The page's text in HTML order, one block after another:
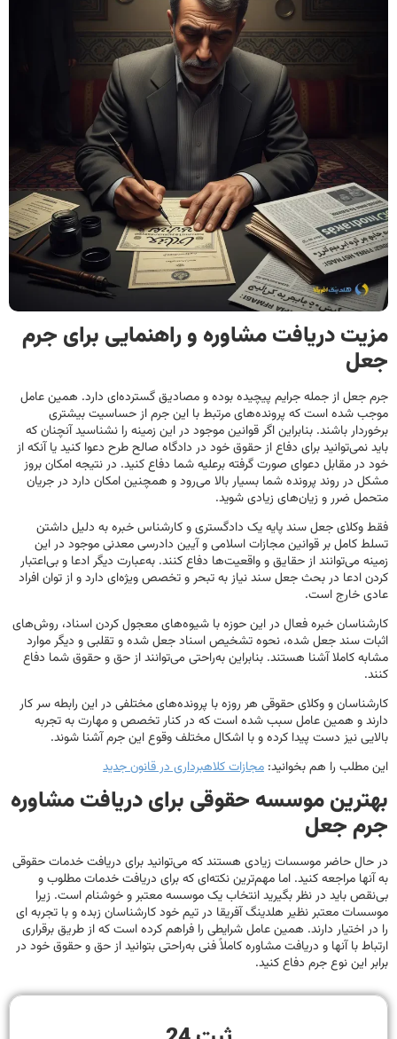
مزیت دریافت مشاوره و راهنمایی برای جرم
جعل
جرم جعل از جمله جرایم پیچیده بوده و مصادیق گسترده‌ای دارد. همین عامل
موجب شده است که پرونده‌های مرتبط با این جرم از حساسیت بیشتری
برخوردار باشند. بنابراین اگر قوانین موجود در این زمینه را نشناسید آنچنان که
باید نمی‌توانید برای دفاع از حقوق خود در دادگاه صالح طرح دعوا کنید یا آنکه از
خود در مقابل دعوای صورت گرفته برعلیه شما دفاع کنید. در نتیجه امکان بروز
مشکل در روند پرونده شما بسیار بالا می‌رود و همچنین امکان دارد در جریان
متحمل ضرر و زیان‌های زیادی شوید.
فقط وکلای جعل سند پایه یک دادگستری و کارشناس خبره به دلیل داشتن
تسلط کامل بر قوانین مجازات اسلامی و آیین دادرسی معدنی موجود در این
زمینه می‌توانند از حقایق و واقعیت‌ها دفاع کنند. به‌عبارت دیگر ادعا و بی‌اعتبار
کردن ادعا در بحث جعل سند نیاز به تبحر و تخصص ویژه‌ای دارد و از توان افراد
عادی خارج است.
کارشناسان خبره فعال در این حوزه با شیوه‌های معجول کردن اسناد، روش‌های
اثبات سند جعل شده، نحوه تشخیص اسناد جعل شده و تقلبی و دیگر موارد
مشابه کاملا آشنا هستند. بنابراین به‌راحتی می‌توانند از حق و حقوق شما دفاع
کنند.
کارشناسان و وکلای حقوقی هر روزه با پرونده‌های مختلفی در این رابطه سر کار
دارند و همین عامل سبب شده است که در کنار تخصص و مهارت به تجربه
بالایی نیز دست پیدا کرده و با اشکال مختلف وقوع این جرم آشنا شوند.
این مطلب را هم بخوانید: مجازات کلاهبرداری در قانون جدید
بهترین موسسه حقوقی برای دریافت مشاوره
جرم جعل
در حال حاضر موسسات زیادی هستند که می‌توانید برای دریافت خدمات حقوقی
به آنها مراجعه کنید. اما مهم‌ترین نکته‌ای که برای دریافت خدمات مطلوب و
بی‌نقص باید در نظر بگیرید انتخاب یک موسسه معتبر و خوشنام است. زیرا
موسسات معتبر نظیر هلدینگ آفریقا در تیم خود کارشناسان زبده و با تجربه ای
را در اختیار دارند. همین عامل شرایطی را فراهم کرده است که از طریق برقراری
ارتباط با آنها و دریافت مشاوره کاملاً فنی به‌راحتی بتوانید از حق و حقوق خود در
برابر این نوع جرم دفاع کنید.